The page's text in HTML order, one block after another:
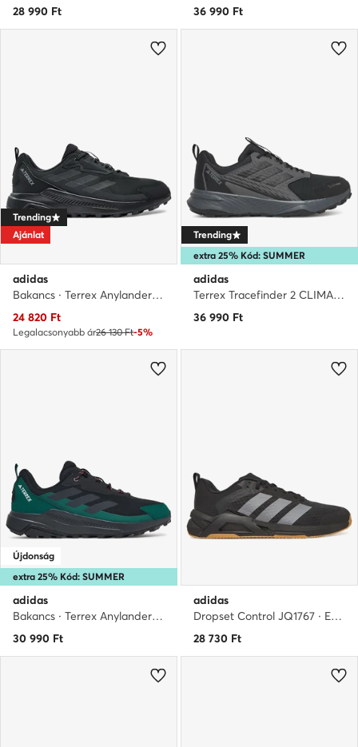
28 990 Ft
36 990 Ft
Trending
Ajánlat
adidas
Bakancs · Terrex Anylander ID0895 · Fekete
Aktuális ár
24 820 Ft
Legalacsonyabb ár26 130 Ft-5%
extra 25% Kód: SUMMER
Trending
adidas
Terrex Tracefinder 2 CLIMAPROOF Trail Running Shoes JI0274 · Futócipő
36 990 Ft
extra 25% Kód: SUMMER
Újdonság
adidas
Bakancs · Terrex Anylander Hiking Shoes KJ0865 · Fekete
30 990 Ft
adidas
Dropset Control JQ1767 · Edzőtermi cipők
28 730 Ft